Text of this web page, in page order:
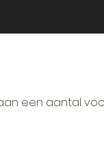
een aantal